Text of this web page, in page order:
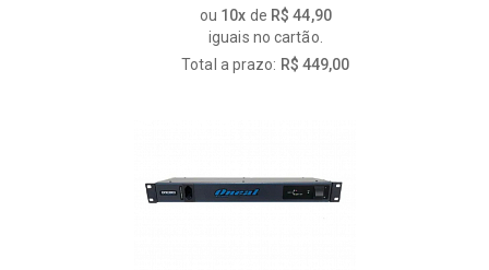
ou 10x de R$ 44,90
iguais no cartão.
Total a prazo: R$ 449,00